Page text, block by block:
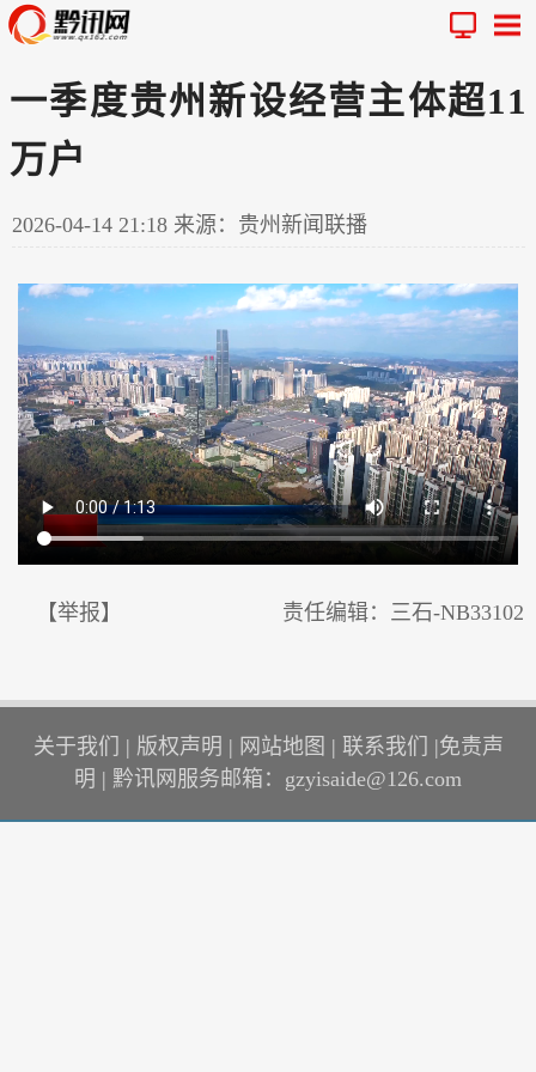
一季度贵州新设经营主体超11
万户
2026-04-14 21:18 来源：贵州新闻联播
【举报】 责任编辑：三石-NB33102
关于我们 | 版权声明 | 网站地图 | 联系我们 |免责声
明 | 黔讯网服务邮箱：gzyisaide@126.com